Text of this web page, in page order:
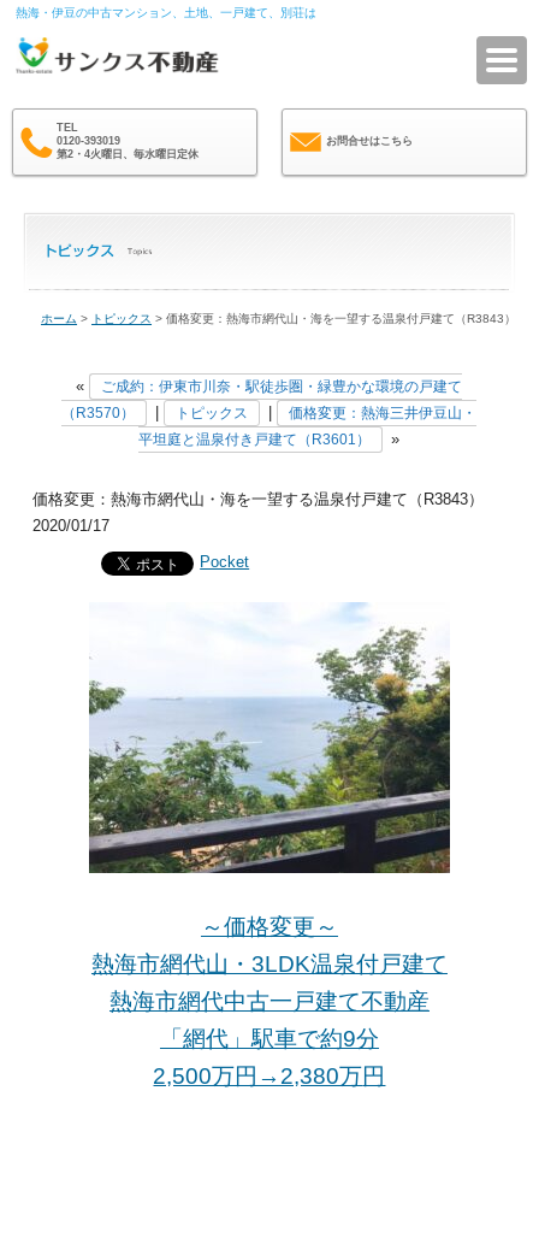
熱海・伊豆の中古マンション、土地、一戸建て、別荘は
TEL
0120-393019
第2・4火曜日、毎水曜日定休
お問合せはこちら
ホーム > トピックス > 価格変更：熱海市網代山・海を一望する温泉付戸建て（R3843）
«
ご成約：伊東市川奈・駅徒歩圏・緑豊かな環境の戸建て
（R3570）
トピックス
価格変更：熱海三井伊豆山・
平坦庭と温泉付き戸建て（R3601）
»
価格変更：熱海市網代山・海を一望する温泉付戸建て（R3843）
2020/01/17
Pocket
～価格変更～
熱海市網代山・3LDK温泉付戸建て
熱海市網代中古一戸建て不動産
「網代」駅車で約9分
2,500万円→2,380万円